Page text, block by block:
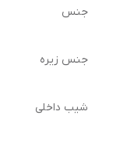
جنس
جنس زیره
شیب داخلی